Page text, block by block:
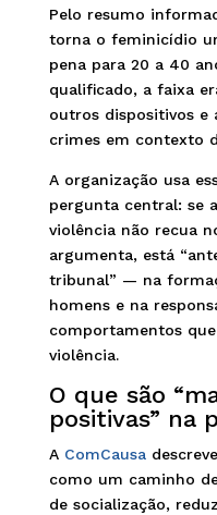
Pelo resumo
torna o feminicídio
pena para 20 a 40
qualificado, a faixa
outros dispositivos e
crimes em contexto
A organização usa
pergunta central: se
violência não recua
argumenta, está
tribunal” — na
homens e na
comportamentos
violência.
O que são
positivas” na
AComCausa
como um caminho
de socialização,